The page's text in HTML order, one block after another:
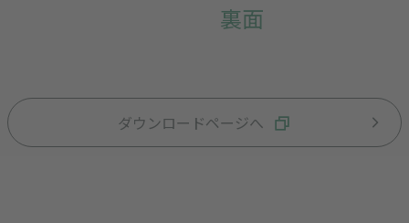
裏面
ダウンロードページへ